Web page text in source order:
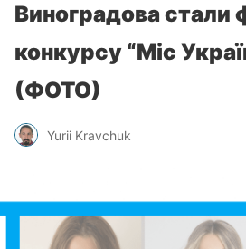
Виноградова стали
конкурсу “Міс
(ФОТО)
Yurii Kravchuk